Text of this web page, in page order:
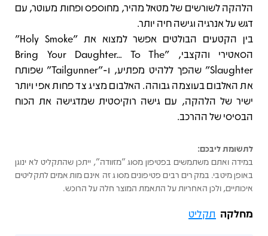
הלהקה לשורשים של מטאל מהיר, מחוספס ופחות מעוטר, עם
דגש על אנרגיה וגישה חיה יותר.
בין הקטעים הבולטים אפשר למצוא את "Holy Smoke"
הסאטירי והקצבי, "Bring Your Daughter... To The
Slaughter" שהפך ללהיט מפתיע, ו-"Tailgunner" שפותח
את האלבום בעוצמה גבוהה. האלבום מציג צד פחות אפי ויותר
ישיר של הלהקה, עם גישה רוקיסטית שמדגישה את הכוח
הבסיסי של ההרכב.
לתשומת ליבכם:
במידה ואתם משתמשים בפטיפון מסוג "מזוודה", ייתכן שהתקליט לא ינוגן
באופן מיטבי. במקרים רבים פטיפונים מסוג זה אינם מותאמים לתקליטים
איכותיים, ולכן האחריות על התאמת המוצר חלה על הרוכש.
מחלקה תקליט